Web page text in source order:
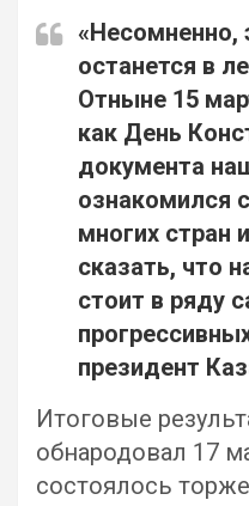
«Несомненно,
останется в
Отныне 15
как День
документа
ознакомился
многих стран
сказать, что
стоит в ряду
президент
Итоговые
обнародовал 17
состоялось